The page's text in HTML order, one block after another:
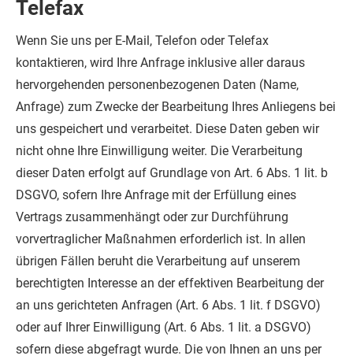
Telefax
Wenn Sie uns per E-Mail, Telefon oder Telefax
kontaktieren, wird Ihre Anfrage inklusive aller daraus
hervorgehenden personenbezogenen Daten (Name,
Anfrage) zum Zwecke der Bearbeitung Ihres Anliegens bei
uns gespeichert und verarbeitet. Diese Daten geben wir
nicht ohne Ihre Einwilligung weiter. Die Verarbeitung
dieser Daten erfolgt auf Grundlage von Art. 6 Abs. 1 lit. b
DSGVO, sofern Ihre Anfrage mit der Erfüllung eines
Vertrags zusammenhängt oder zur Durchführung
vorvertraglicher Maßnahmen erforderlich ist. In allen
übrigen Fällen beruht die Verarbeitung auf unserem
berechtigten Interesse an der effektiven Bearbeitung der
an uns gerichteten Anfragen (Art. 6 Abs. 1 lit. f DSGVO)
oder auf Ihrer Einwilligung (Art. 6 Abs. 1 lit. a DSGVO)
sofern diese abgefragt wurde. Die von Ihnen an uns per